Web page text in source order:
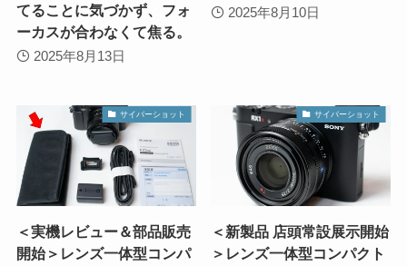
てることに気づかず、フォ
ーカスが合わなくて焦る。
2025年8月13日
2025年8月10日
サイバーショット
＜実機レビュー＆部品販売
開始＞レンズ一体型コンパ
サイバーショット
＜新製品 店頭常設展示開始
＞レンズ一体型コンパクト